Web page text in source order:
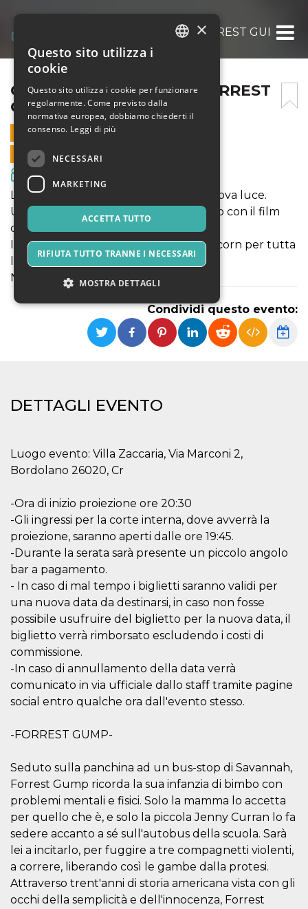
CINEMA ALL’APERTO – FORREST GUMP
CINEMA ALL’APERTO – FORREST
GUMP
25 AGOSTO 2024 - 20:30
VENDITE ONLINE TERMINATE
Film & Media
La favolosa Villa Zaccaria sotto una nuova luce.
Una serata all'insegna del divertimento con il film
cult "Forrest Gump".
Incluso nel biglietto free-refill di pop-corn per tutta
la serata.
Non puoi mancare!
Condividi questo evento:
DETTAGLI EVENTO
Luogo evento: Villa Zaccaria, Via Marconi 2,
Bordolano 26020, Cr
-Ora di inizio proiezione ore 20:30
-Gli ingressi per la corte interna, dove avverrà la
proiezione, saranno aperti dalle ore 19:45.
-Durante la serata sarà presente un piccolo angolo
bar a pagamento.
- In caso di mal tempo i biglietti saranno validi per
una nuova data da destinarsi, in caso non fosse
possibile usufruire del biglietto per la nuova data, il
biglietto verrà rimborsato escludendo i costi di
commissione.
-In caso di annullamento della data verrà
comunicato in via ufficiale dallo staff tramite pagine
social entro qualche ora dall'evento stesso.
-FORREST GUMP-
Seduto sulla panchina ad un bus-stop di Savannah,
Forrest Gump ricorda la sua infanzia di bimbo con
problemi mentali e fisici. Solo la mamma lo accetta
per quello che è, e solo la piccola Jenny Curran lo fa
sedere accanto a sé sull'autobus della scuola. Sarà
lei a incitarlo, per fuggire a tre compagnetti violenti,
a correre, liberando così le gambe dalla protesi.
Attraverso trent'anni di storia americana vista con gli
occhi della semplicità e dell'innocenza, Forrest
×
Questo sito utilizza i
cookie
Questo sito utilizza i cookie per funzionare
regolarmente. Come previsto dalla
normativa europea, dobbiamo chiederti il
consenso. Leggi di più
NECESSARI
MARKETING
ACCETTA TUTTO
RIFIUTA TUTTO TRANNE I NECESSARI
MOSTRA DETTAGLI
Necessari Marketing
Provider /
Inc.
.oooh.events
Cookie from
CloudFlare
captcha or
present. It is
required to
wordpress_test_cookie
Automattic
Inc.
.oooh.events
Cookie di
Wordpress,
verifica che il
browser accetti i
cookie.
PHPSESSID
oooh.events
basate sul
linguaggio PHP.
Si tratta di un
sessione utente.
Normalmente è
un numero
generato in
modo casuale, il
modo in cui
viene utilizzato
può essere
specifico per il
sito, ma un
buon esempio è
mantenere uno
stato di accesso
per un utente
tra le pagine.